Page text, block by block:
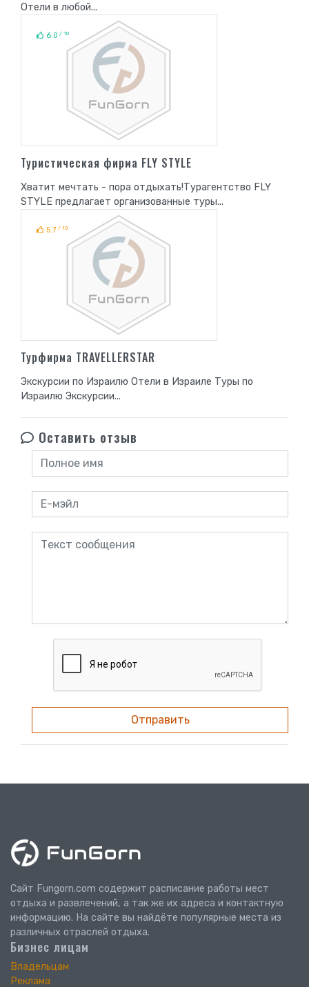
Отели в любой...
6.0 / 10
Туристическая фирма FLY STYLE
Хватит мечтать - пора отдыхать!Турагентство FLY
STYLE предлагает организованные туры...
5.7 / 10
Турфирма TRAVELLERSTAR
Экскурсии по Израилю Отели в Израиле Туры по
Израилю Экскурсии...
Оставить отзыв
Отправить
Сайт Fungorn.com содержит расписание работы мест
отдыха и развлечений, а так же их адреса и контактную
информацию. На сайте вы найдёте популярные места из
различных отраслей отдыха.
Бизнес лицам
Владельцам
Реклама